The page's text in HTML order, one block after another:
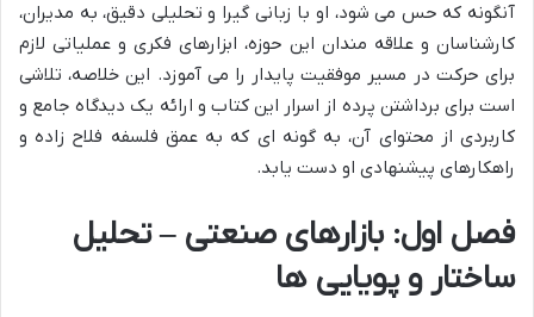
آنگونه که حس می شود، او با زبانی گیرا و تحلیلی دقیق، به مدیران،
کارشناسان و علاقه مندان این حوزه، ابزارهای فکری و عملیاتی لازم
برای حرکت در مسیر موفقیت پایدار را می آموزد. این خلاصه، تلاشی
است برای برداشتن پرده از اسرار این کتاب و ارائه یک دیدگاه جامع و
کاربردی از محتوای آن، به گونه ای که به عمق فلسفه فلاح زاده و
راهکارهای پیشنهادی او دست یابد.
فصل اول: بازارهای صنعتی – تحلیل
ساختار و پویایی ها